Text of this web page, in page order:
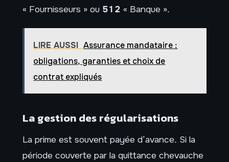
« Fournisseurs » ou 512 « Banque ».
LIRE AUSSI Assurance mandataire :
obligations, garanties et choix de
contrat expliqués
La gestion des régularisations
La prime est souvent payée d’avance. Si la
période couverte par la quittance chevauche